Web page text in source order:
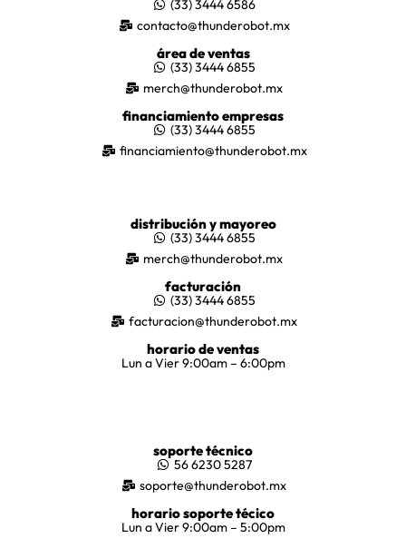
(33) 3444 6586
contacto@thunderobot.mx
área de ventas
(33) 3444 6855
merch@thunderobot.mx
financiamiento empresas
(33) 3444 6855
financiamiento@thunderobot.mx
distribución y mayoreo
(33) 3444 6855
merch@thunderobot.mx
facturación
(33) 3444 6855
facturacion@thunderobot.mx
horario de ventas
Lun a Vier 9:00am – 6:00pm
soporte técnico
56 6230 5287
soporte@thunderobot.mx
horario soporte técico
Lun a Vier 9:00am – 5:00pm